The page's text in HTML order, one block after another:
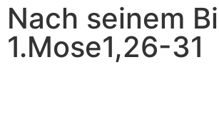
Nach seinem
1.Mose1,26-31